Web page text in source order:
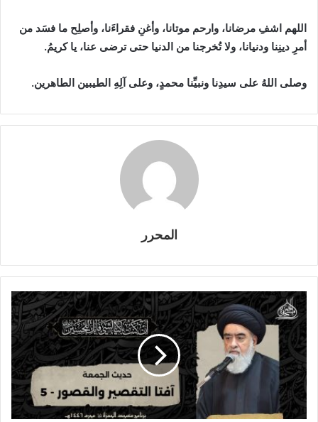
اللهم اشفِ مرضانا، وارحم موتانا، وأغنِ فقراءَنا، وأصلِح ما فسَد من
أمرِ دينِنا ودنيانا، ولا تُخرجنا من الدنيا حتى ترضى عنا، يا كريمُ.
وصلى اللهُ على سيدِنا ونبيِّنا محمدٍ، وعلى آلِهِ الطيبين الطاهرين.
المحرر